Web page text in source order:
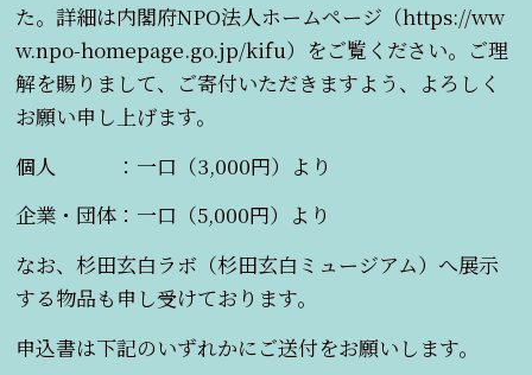
た。詳細は内閣府NPO法人ホームページ（https://ww
w.npo-homepage.go.jp/kifu）をご覧ください。ご理
解を賜りまして、ご寄付いただきますよう、よろしく
お願い申し上げます。
個人 ：一口（3,000円）より
企業・団体：一口（5,000円）より
なお、杉田玄白ラボ（杉田玄白ミュージアム）へ展示
する物品も申し受けております。
申込書は下記のいずれかにご送付をお願いします。